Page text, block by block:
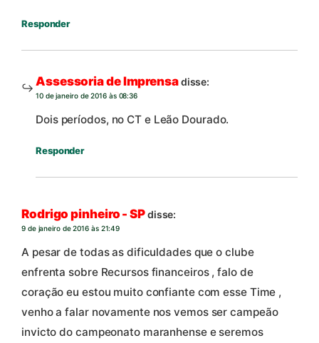
Responder
Assessoria de Imprensadisse:
10 de janeiro de 2016 às 08:36
Dois períodos, no CT e Leão Dourado.
Responder
Rodrigo pinheiro - SPdisse:
9 de janeiro de 2016 às 21:49
A pesar de todas as dificuldades que o clube
enfrenta sobre Recursos financeiros , falo de
coração eu estou muito confiante com esse Time ,
venho a falar novamente nos vemos ser campeão
invicto do campeonato maranhense e seremos